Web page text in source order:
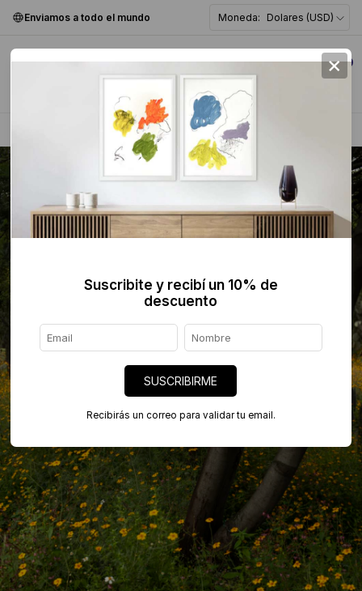
Enviamos a todo el mundo Moneda: Dolares (USD)
0
> Color >
×
Suscribite y recibí un 10% de
descuento
SUSCRIBIRME
Recibirás un correo para validar tu email.